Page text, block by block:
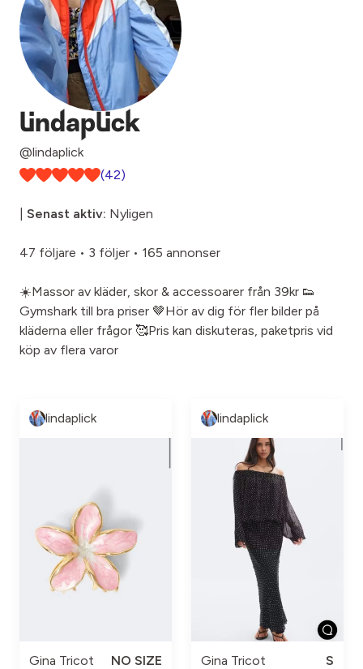
lindaplick
@lindaplick
(42)
Senast aktiv: Nyligen
47 följare • 3 följer • 165 annonser
☀️Massor av kläder, skor & accessoarer från 39kr 👟
Gymshark till bra priser 🤎Hör av dig för fler bilder på
kläderna eller frågor 🥰Pris kan diskuteras, paketpris vid
köp av flera varor
lindaplick
Gina Tricot
NO SIZE
lindaplick
Gina Tricot
S